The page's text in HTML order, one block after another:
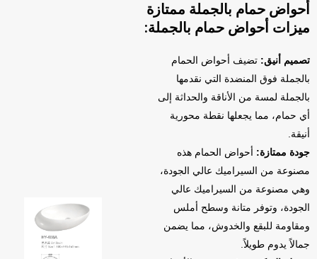
أحواض حمام بالجملة ممتازة
ميزات أحواض حمام بالجملة:
تصميم أنيق: تضيف أحواض الحمام
بالجملة فوق المنضدة التي نقدمها
بالجملة لمسة من الأناقة والحداثة إلى
أي حمام، مما يجعلها نقطة محورية
أنيقة.
جودة ممتازة: أحواض الحمام هذه
مصنوعة من السيراميك عالي الجودة،
وهي مصنوعة من السيراميك عالي
الجودة، وتوفر متانة وسطح أملس
ومقاومة للبقع والخدوش، مما يضمن
جمالاً يدوم طويلاً.